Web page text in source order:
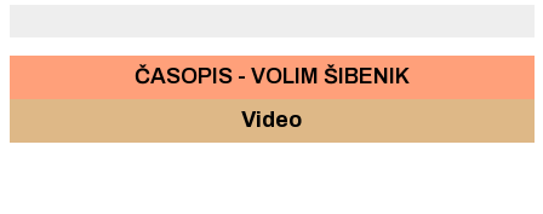
ČASOPIS - VOLIM ŠIBENIK
Video